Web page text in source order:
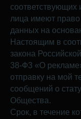
соответствующих
лица имеют
данных на
Настоящим в
закона
38-Ф3 «О
отправку на мой
сообщений о
Общества.
Срок, в течение